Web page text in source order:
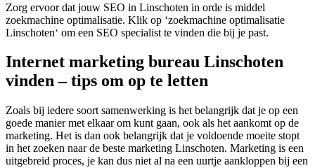
Zorg ervoor dat jouw SEO in Linschoten in orde is middel
zoekmachine optimalisatie. Klik op ‘zoekmachine optimalisatie
Linschoten‘ om een SEO specialist te vinden die bij je past.
Internet marketing bureau Linschoten
vinden – tips om op te letten
Zoals bij iedere soort samenwerking is het belangrijk dat je op een
goede manier met elkaar om kunt gaan, ook als het aankomt op de
marketing. Het is dan ook belangrijk dat je voldoende moeite stopt
in het zoeken naar de beste marketing Linschoten. Marketing is een
uitgebreid proces, je kan dus niet al na een uurtje aankloppen bij een